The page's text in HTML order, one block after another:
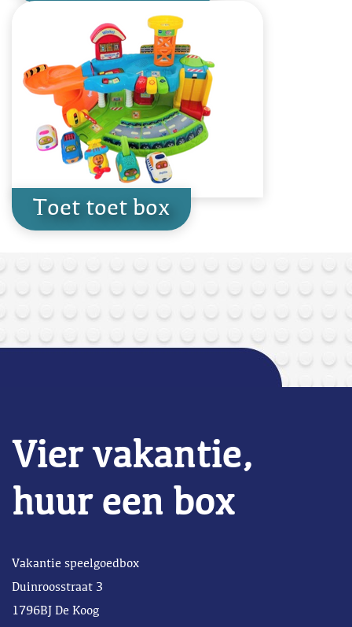
Toet toet box
Vier vakantie,
huur een box
Vakantie speelgoedbox
Duinroosstraat 3
1796BJ De Koog